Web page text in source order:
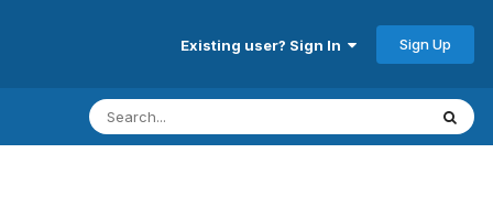
Existing user? Sign In Sign Up